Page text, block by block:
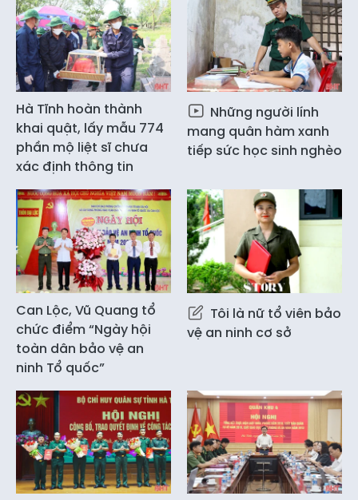
Hà Tĩnh hoàn thành
khai quật, lấy mẫu 774
phần mộ liệt sĩ chưa
xác định thông tin
Những người lính
mang quân hàm xanh
tiếp sức học sinh nghèo
Can Lộc, Vũ Quang tổ
chức điểm “Ngày hội
toàn dân bảo vệ an
ninh Tổ quốc”
Tôi là nữ tổ viên bảo
vệ an ninh cơ sở